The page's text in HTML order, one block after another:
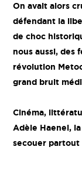
On avait alors
défendant la
de choc
nous aussi, des
révolution
grand bruit
Cinéma,
Adèle Haenel,
secouer partout